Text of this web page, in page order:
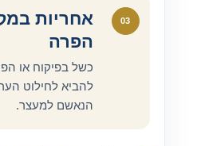
03
אחריות
הפרה
כשל בפיקוח או
להביא לחילוט
הנאשם למעצר.